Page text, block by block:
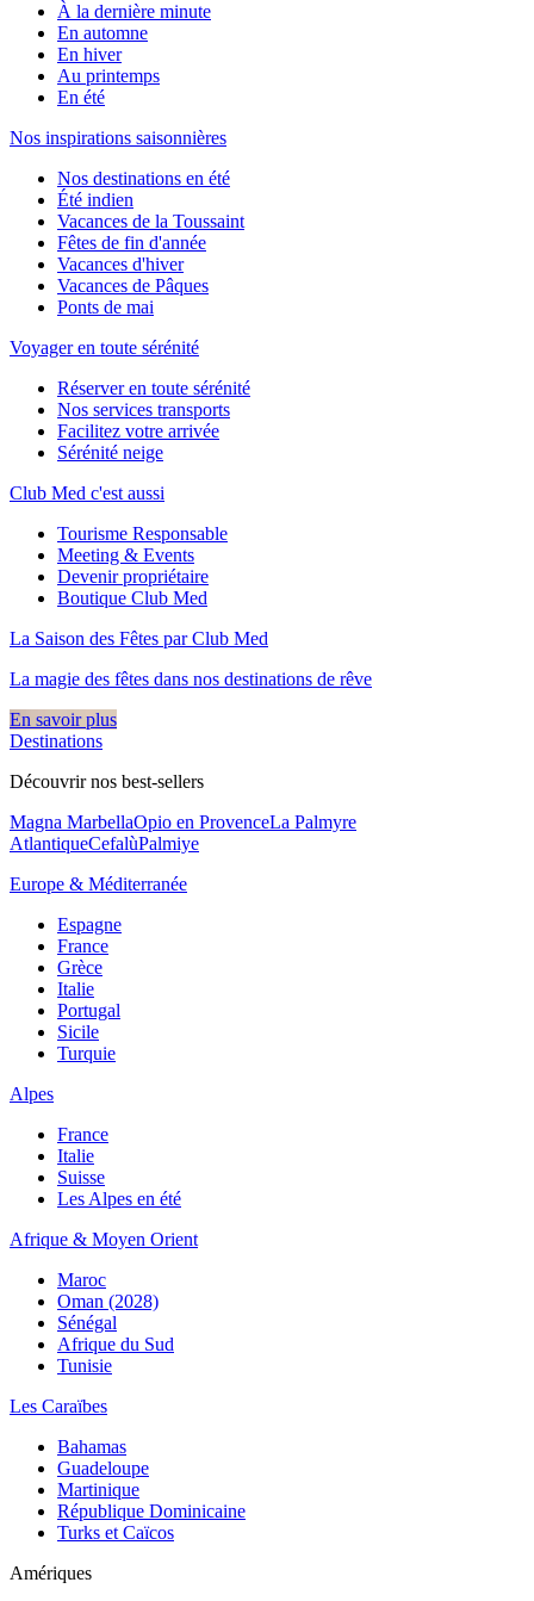
À la dernière minute
En automne
En hiver
Au printemps
En été
Nos inspirations saisonnières
Nos destinations en été
Été indien
Vacances de la Toussaint
Fêtes de fin d'année
Vacances d'hiver
Vacances de Pâques
Ponts de mai
Voyager en toute sérénité
Réserver en toute sérénité
Nos services transports
Facilitez votre arrivée
Sérénité neige
Club Med c'est aussi
Tourisme Responsable
Meeting & Events
Devenir propriétaire
Boutique Club Med
La Saison des Fêtes par Club Med
La magie des fêtes dans nos destinations de rêve​
En savoir plus
Destinations
Découvrir nos best-sellers
Magna MarbellaOpio en ProvenceLa Palmyre
AtlantiqueCefalùPalmiye
Europe & Méditerranée
Espagne
France
Grèce
Italie
Portugal
Sicile
Turquie
Alpes
France
Italie
Suisse
Les Alpes en été
Afrique & Moyen Orient
Maroc
Oman (2028)
Sénégal
Afrique du Sud
Tunisie
Les Caraïbes
Bahamas
Guadeloupe
Martinique
République Dominicaine
Turks et Caïcos
Amériques